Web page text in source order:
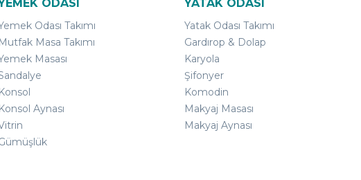
ODASI
Odası Takımı
Mutfak Masa Takımı
Masası
Konsol
Konsol Aynası
YATAK ODASI
Yatak Odası Takımı
Gardırop & Dolap
Karyola
Şifonyer
Komodin
Makyaj Masası
Makyaj Aynası